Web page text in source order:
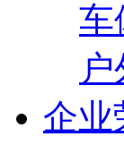
车
企业